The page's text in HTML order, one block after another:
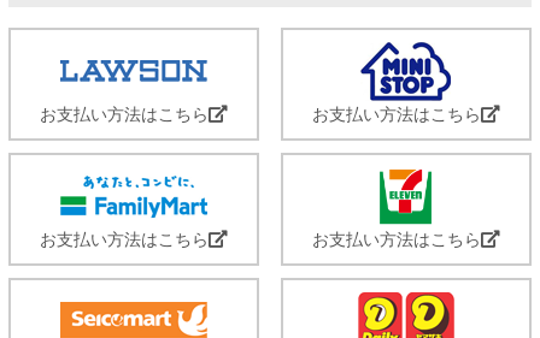
お支払い方法はこちら お支払い方法はこちら
お支払い方法はこちら お支払い方法はこちら